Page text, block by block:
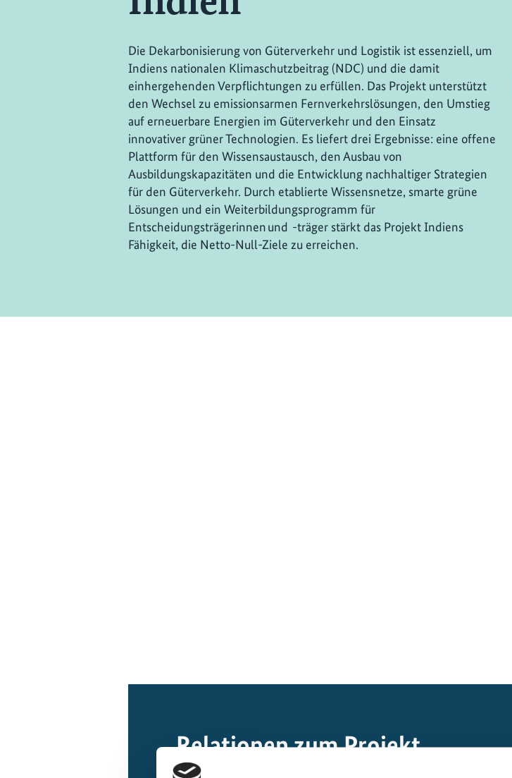
Die Dekarbonisierung von Güterverkehr und Logistik ist essenziell, um
Indiens nationalen Klimaschutzbeitrag (NDC) und die damit
einhergehenden Verpflichtungen zu erfüllen. Das Projekt unterstützt
den Wechsel zu emissionsarmen Fernverkehrslösungen, den Umstieg
auf erneuerbare Energien im Güterverkehr und den Einsatz
innovativer grüner Technologien. Es liefert drei Ergebnisse: eine offene
Plattform für den Wissensaustausch, den Ausbau von
Ausbildungskapazitäten und die Entwicklung nachhaltiger Strategien
für den Güterverkehr. Durch etablierte Wissensnetze, smarte grüne
Lösungen und ein Weiterbildungsprogramm für
Entscheidungsträgerinnen und -träger stärkt das Projekt Indiens
Fähigkeit, die Netto-Null-Ziele zu erreichen.
Relationen zum Projekt